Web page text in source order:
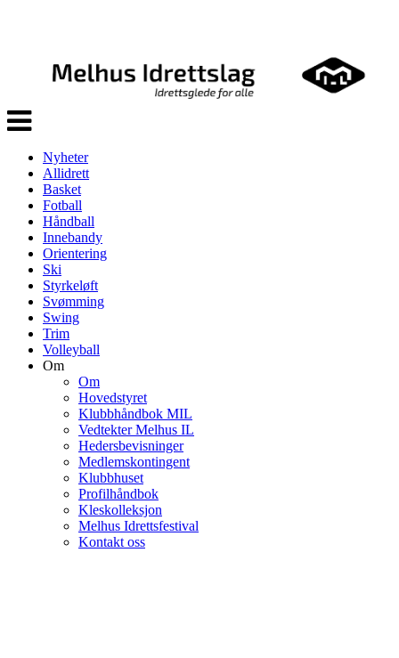
Veksle
navigasjon
Nyheter
Allidrett
Basket
Fotball
Håndball
Innebandy
Orientering
Ski
Styrkeløft
Svømming
Swing
Trim
Volleyball
Om
Om
Hovedstyret
Klubbhåndbok MIL
Vedtekter Melhus IL
Hedersbevisninger
Medlemskontingent
Klubbhuset
Profilhåndbok
Kleskolleksjon
Melhus Idrettsfestival
Kontakt oss